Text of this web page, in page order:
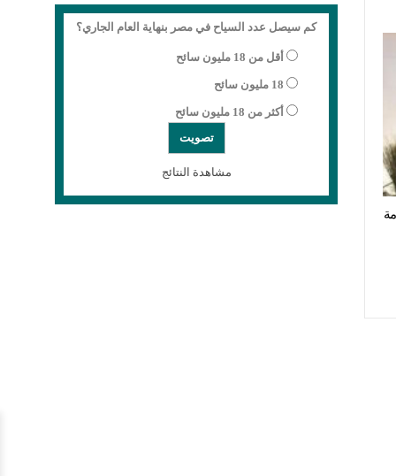
كم سيصل عدد السياح في مصر بنهاية العام الجاري؟
أقل من 18 مليون سائح
18 مليون سائح
أكثر من 18 مليون سائح
مشاهدة النتائج